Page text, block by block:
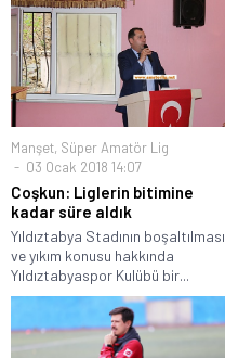
Manşet, Süper Amatör Lig
03 Ocak 2018 14:07
Coşkun: Liglerin bitimine
kadar süre aldık
Yıldıztabya Stadının boşaltılması
ve yıkım konusu hakkında
Yıldıztabyaspor Kulübü bir...